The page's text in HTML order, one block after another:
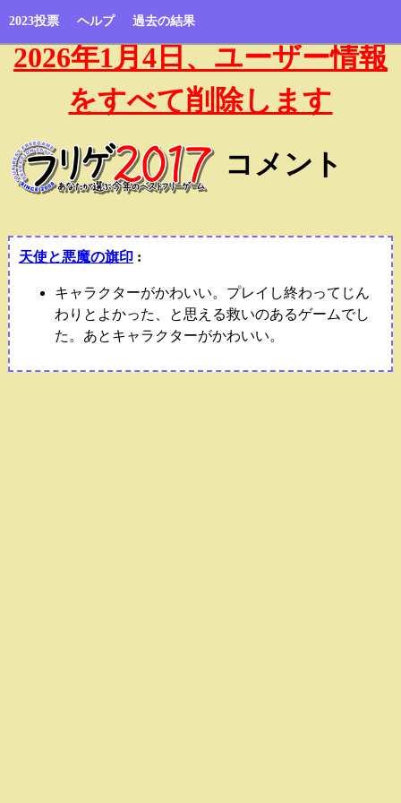
2023投票 ヘルプ 過去の結果
2026年1月4日、ユーザー情報
をすべて削除します
コメント
天使と悪魔の旗印:
キャラクターがかわいい。プレイし終わってじん
わりとよかった、と思える救いのあるゲームでし
た。あとキャラクターがかわいい。